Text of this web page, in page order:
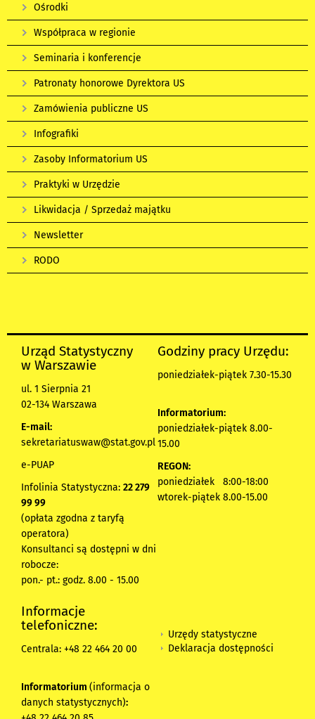
Ośrodki
Współpraca w regionie
Seminaria i konferencje
Patronaty honorowe Dyrektora US
Zamówienia publiczne US
Infografiki
Zasoby Informatorium US
Praktyki w Urzędzie
Likwidacja / Sprzedaż majątku
Newsletter
RODO
Urząd Statystyczny
w Warszawie
ul. 1 Sierpnia 21
02-134 Warszawa
E-mail:
sekretariatuswaw@stat.gov.pl
e-PUAP
Infolinia Statystyczna: 22 279
99 99
(opłata zgodna z taryfą
operatora)
Konsultanci są dostępni w dni
robocze:
pon.- pt.: godz. 8.00 - 15.00
Godziny pracy Urzędu:
poniedziałek-piątek 7.30-15.30
Informatorium:
poniedziałek-piątek 8.00-
15.00
REGON:
poniedziałek 8:00-18:00
wtorek-piątek 8.00-15.00
Informacje
telefoniczne:
Centrala: +48 22 464 20 00
Informatorium (informacja o
danych statystycznych):
Urzędy statystyczne
Deklaracja dostępności